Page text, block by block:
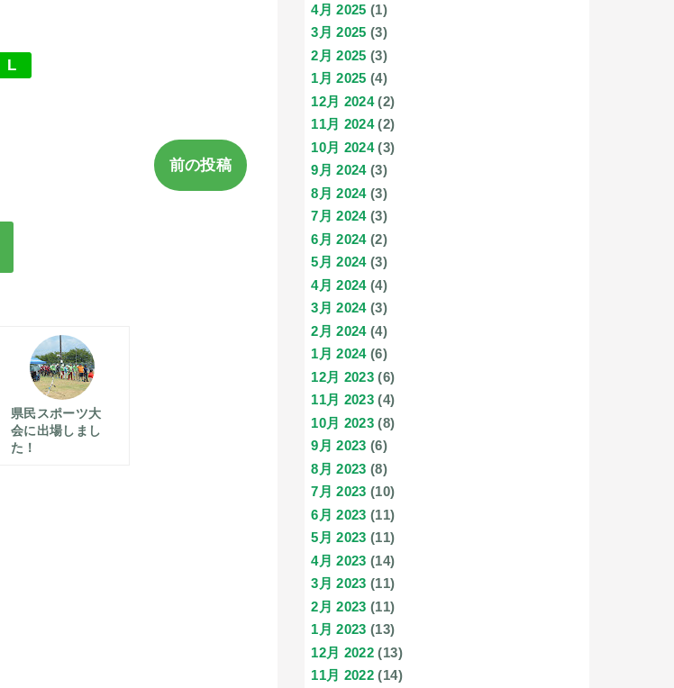
L
前の投稿
県民スポーツ大
会に出場しまし
た！
4月 2025 (1)
3月 2025 (3)
2月 2025 (3)
1月 2025 (4)
12月 2024(2)
11月 2024(2)
10月 2024(3)
9月 2024(3)
8月 2024(3)
7月 2024(3)
6月 2024(2)
5月 2024(3)
4月 2024(4)
3月 2024(3)
2月 2024(4)
1月 2024(6)
12月 2023 (6)
11月 2023 (4)
10月 2023 (8)
9月 2023 (6)
8月 2023 (8)
7月 2023 (10)
6月 2023 (11)
5月 2023 (11)
4月 2023 (14)
3月 2023 (11)
2月 2023 (11)
1月 2023 (13)
12月 2022 (13)
11月 2022 (14)